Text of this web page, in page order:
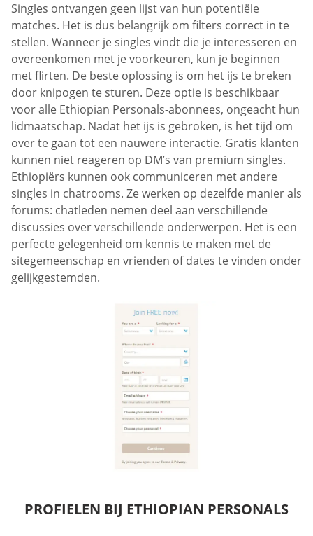
Singles ontvangen geen lijst van hun potentiële
matches. Het is dus belangrijk om filters correct in te
stellen. Wanneer je singles vindt die je interesseren en
overeenkomen met je voorkeuren, kun je beginnen
met flirten. De beste oplossing is om het ijs te breken
door knipogen te sturen. Deze optie is beschikbaar
voor alle Ethiopian Personals-abonnees, ongeacht hun
lidmaatschap. Nadat het ijs is gebroken, is het tijd om
over te gaan tot een nauwere interactie. Gratis klanten
kunnen niet reageren op DM’s van premium singles.
Ethiopiërs kunnen ook communiceren met andere
singles in chatrooms. Ze werken op dezelfde manier als
forums: chatleden nemen deel aan verschillende
discussies over verschillende onderwerpen. Het is een
perfecte gelegenheid om kennis te maken met de
sitegemeenschap en vrienden of dates te vinden onder
gelijkgestemden.
PROFIELEN BIJ ETHIOPIAN PERSONALS